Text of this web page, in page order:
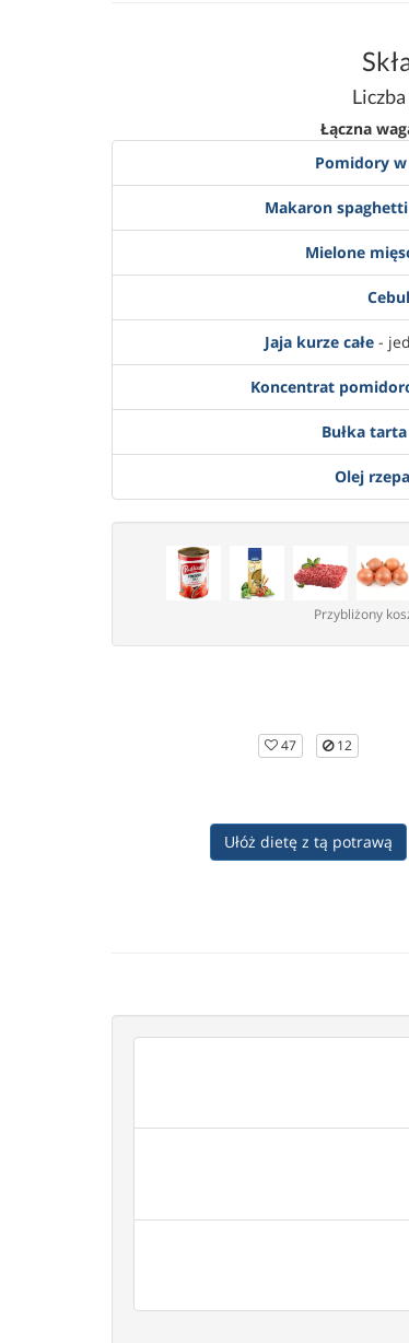
Łączna
Pomidory w
Makaron
Mielone
Jaja kurze całe -
Koncentrat
Bułka tarta
Olej
Przybliżony
47 12
Ułóż dietę z tą potrawą